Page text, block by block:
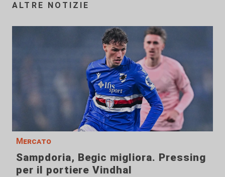
ALTRE NOTIZIE
Mercato
Sampdoria, Begic migliora. Pressing
per il portiere Vindhal